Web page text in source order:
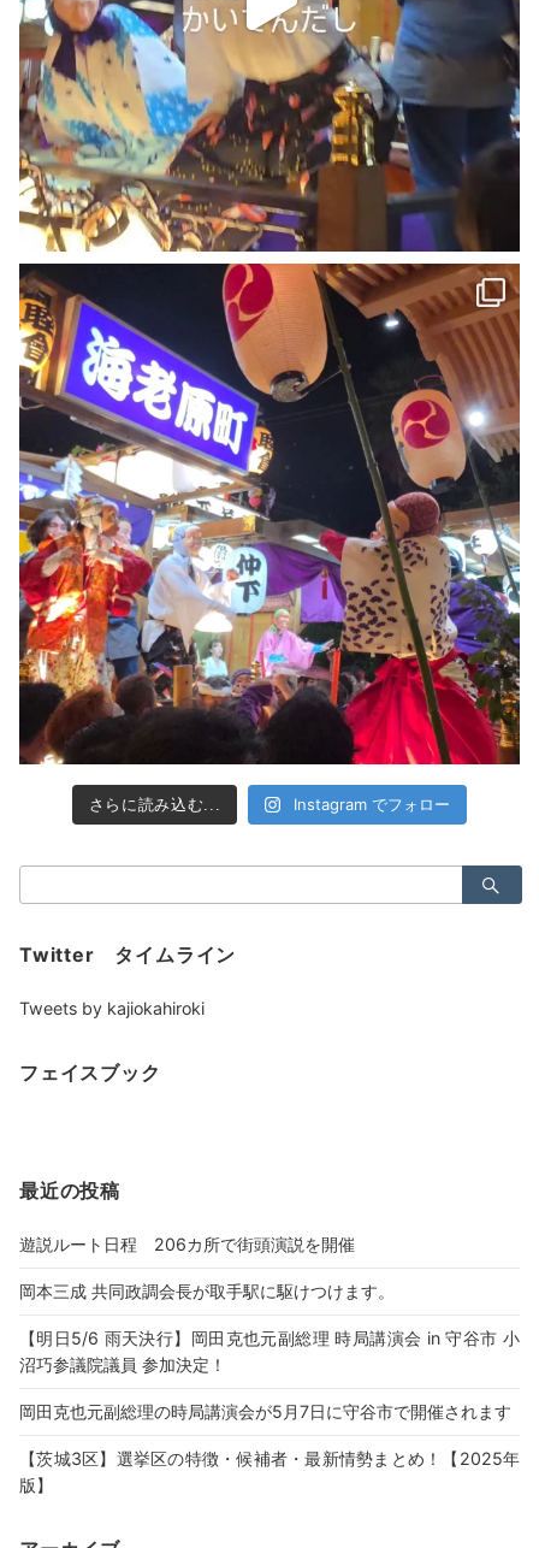
さらに読み込む... Instagram でフォロー
索：
Twitter タイムライン
Tweets by kajiokahiroki
フェイスブック
最近の投稿
遊説ルート日程 206カ所で街頭演説を開催
岡本三成 共同政調会長が取手駅に駆けつけます。
【明日5/6 雨天決行】岡田克也元副総理 時局講演会 in 守谷市 小
沼巧参議院議員 参加決定！
岡田克也元副総理の時局講演会が5月7日に守谷市で開催されます
【茨城3区】選挙区の特徴・候補者・最新情勢まとめ！【2025年
版】